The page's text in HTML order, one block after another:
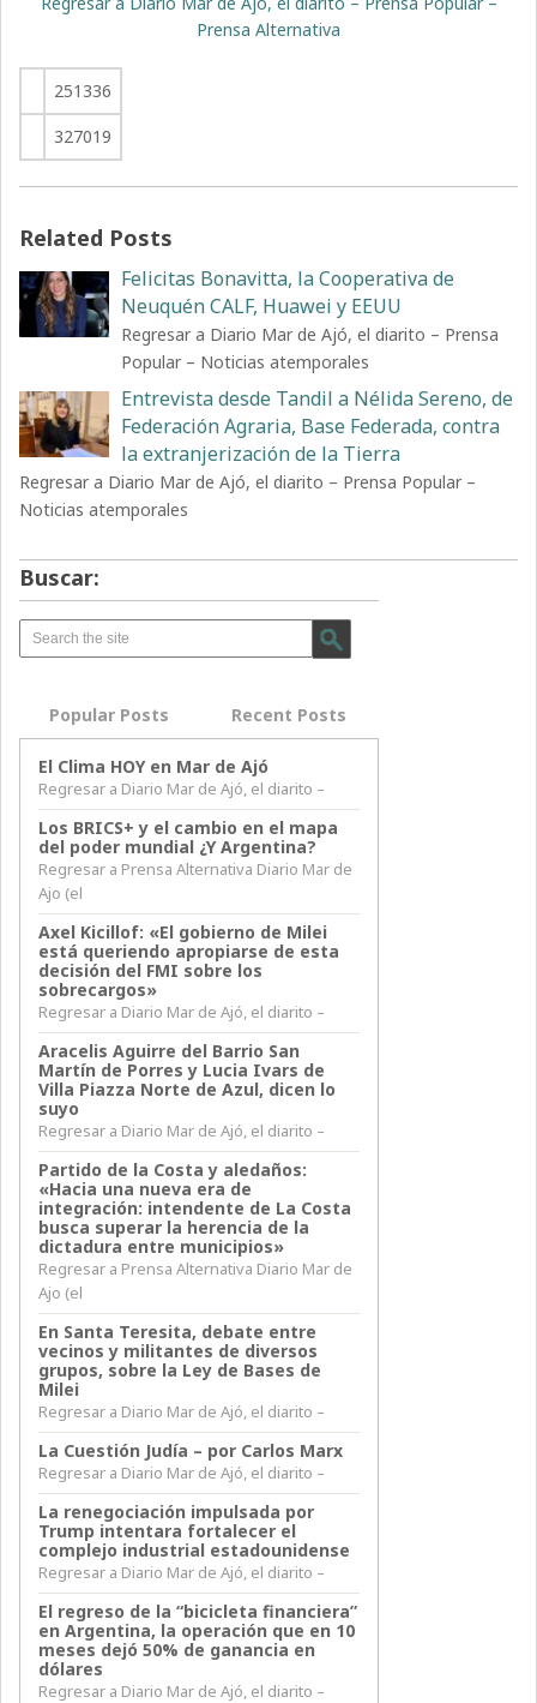
Prensa Alternativa
251336
327019
Related Posts
Felicitas Bonavitta, la Cooperativa de
Neuquén CALF, Huawei y EEUU
Regresar a Diario Mar de Ajó, el diarito – Prensa
Popular – Noticias atemporales
Entrevista desde Tandil a Nélida Sereno, de
Federación Agraria, Base Federada, contra
la extranjerización de la Tierra
Regresar a Diario Mar de Ajó, el diarito – Prensa Popular –
Noticias atemporales
Buscar:
Popular Posts Recent Posts
El Clima HOY en Mar de Ajó
Regresar a Diario Mar de Ajó, el diarito –
Los BRICS+ y el cambio en el mapa
del poder mundial ¿Y Argentina?
Regresar a Prensa Alternativa Diario Mar de
Ajo (el
Axel Kicillof: «El gobierno de Milei
está queriendo apropiarse de esta
decisión del FMI sobre los
sobrecargos»
Regresar a Diario Mar de Ajó, el diarito –
Aracelis Aguirre del Barrio San
Martín de Porres y Lucia Ivars de
Villa Piazza Norte de Azul, dicen lo
suyo
Regresar a Diario Mar de Ajó, el diarito –
Partido de la Costa y aledaños:
«Hacia una nueva era de
integración: intendente de La Costa
busca superar la herencia de la
dictadura entre municipios»
Regresar a Prensa Alternativa Diario Mar de
Ajo (el
En Santa Teresita, debate entre
vecinos y militantes de diversos
grupos, sobre la Ley de Bases de
Milei
Regresar a Diario Mar de Ajó, el diarito –
La Cuestión Judía – por Carlos Marx
Regresar a Diario Mar de Ajó, el diarito –
La renegociación impulsada por
Trump intentara fortalecer el
complejo industrial estadounidense
Regresar a Diario Mar de Ajó, el diarito –
El regreso de la “bicicleta financiera”
en Argentina, la operación que en 10
meses dejó 50% de ganancia en
dólares
Regresar a Diario Mar de Ajó, el diarito –